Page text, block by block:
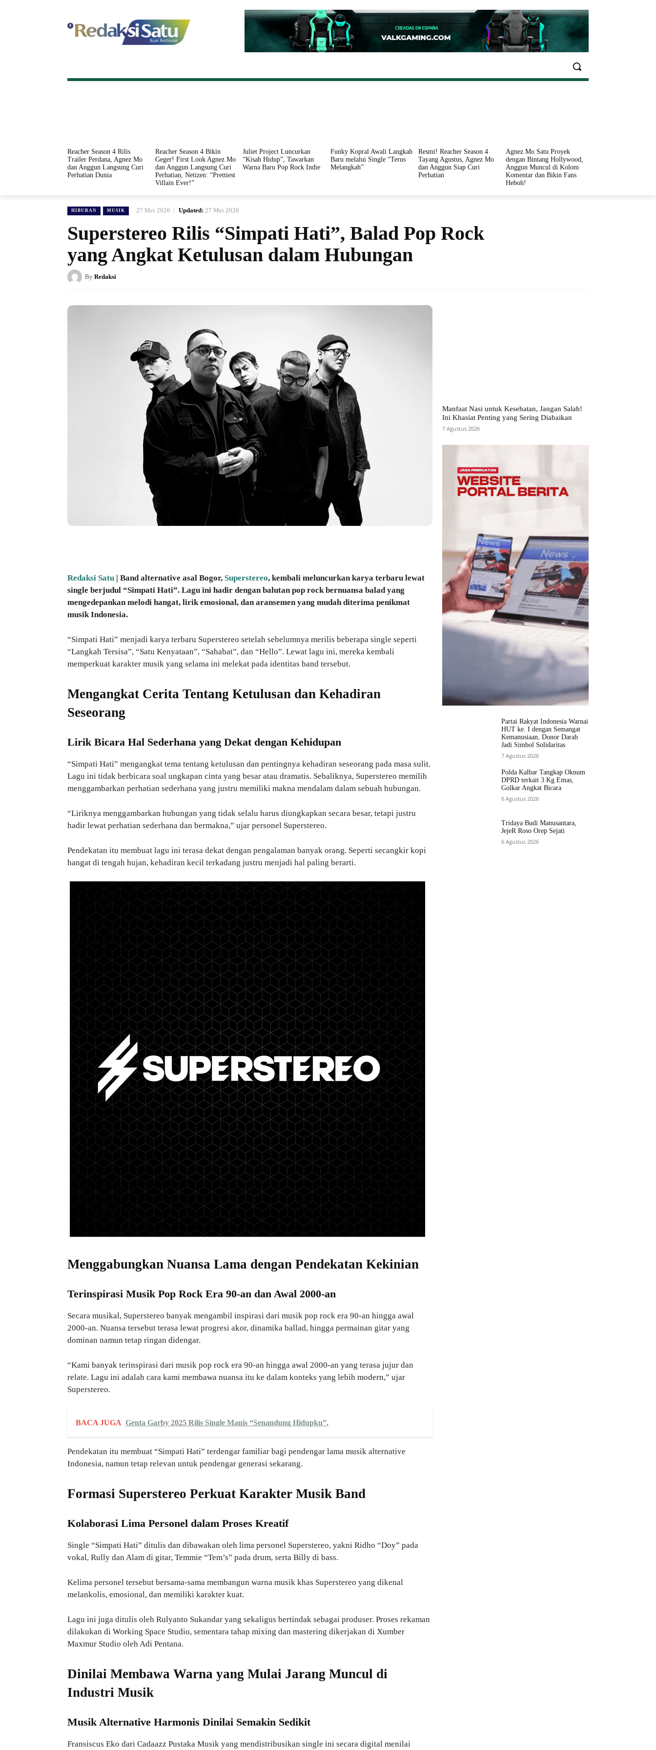
INFO SEHAT
Reacher Season 4 Rilis
Trailer Perdana, Agnez Mo
dan Anggun Langsung Curi
Perhatian Dunia
Reacher Season 4 Bikin
Geger! First Look Agnez Mo
dan Anggun Langsung Curi
Perhatian, Netizen: “Prettiest
Villain Ever!”
Juliet Project Luncurkan
“Kisah Hidup”, Tawarkan
Warna Baru Pop Rock Indie
Funky Kopral Awali Langkah
Baru melalui Single “Terus
Melangkah”
Resmi! Reacher Season 4
Tayang Agustus, Agnez Mo
dan Anggun Siap Curi
Perhatian
Agnez Mo Satu Proyek
dengan Bintang Hollywood,
Anggun Muncul di Kolom
Komentar dan Bikin Fans
Heboh!
HIBURAN MUSIK 27 Mei 2026 Updated: 27 Mei 2026
Superstereo Rilis “Simpati Hati”, Balad Pop Rock
yang Angkat Ketulusan dalam Hubungan
By Redaksi
Redaksi Satu | Band alternative asal Bogor, Superstereo, kembali meluncurkan karya terbaru lewat
single berjudul “Simpati Hati”. Lagu ini hadir dengan balutan pop rock bernuansa balad yang
mengedepankan melodi hangat, lirik emosional, dan aransemen yang mudah diterima penikmat
musik Indonesia.
“Simpati Hati” menjadi karya terbaru Superstereo setelah sebelumnya merilis beberapa single seperti
“Langkah Tersisa”, “Satu Kenyataan”, “Sahabat”, dan “Hello”. Lewat lagu ini, mereka kembali
memperkuat karakter musik yang selama ini melekat pada identitas band tersebut.
Mengangkat Cerita Tentang Ketulusan dan Kehadiran
Seseorang
Lirik Bicara Hal Sederhana yang Dekat dengan Kehidupan
“Simpati Hati” mengangkat tema tentang ketulusan dan pentingnya kehadiran seseorang pada masa sulit.
Lagu ini tidak berbicara soal ungkapan cinta yang besar atau dramatis. Sebaliknya, Superstereo memilih
menggambarkan perhatian sederhana yang justru memiliki makna mendalam dalam sebuah hubungan.
“Liriknya menggambarkan hubungan yang tidak selalu harus diungkapkan secara besar, tetapi justru
hadir lewat perhatian sederhana dan bermakna,” ujar personel Superstereo.
Pendekatan itu membuat lagu ini terasa dekat dengan pengalaman banyak orang. Seperti secangkir kopi
hangat di tengah hujan, kehadiran kecil terkadang justru menjadi hal paling berarti.
Menggabungkan Nuansa Lama dengan Pendekatan Kekinian
Terinspirasi Musik Pop Rock Era 90-an dan Awal 2000-an
Secara musikal, Superstereo banyak mengambil inspirasi dari musik pop rock era 90-an hingga awal
2000-an. Nuansa tersebut terasa lewat progresi akor, dinamika ballad, hingga permainan gitar yang
dominan namun tetap ringan didengar.
“Kami banyak terinspirasi dari musik pop rock era 90-an hingga awal 2000-an yang terasa jujur dan
relate. Lagu ini adalah cara kami membawa nuansa itu ke dalam konteks yang lebih modern,” ujar
Superstereo.
BACA JUGA Genta Garby 2025 Rilis Single Manis “Senandung Hidupku”.
Pendekatan itu membuat “Simpati Hati” terdengar familiar bagi pendengar lama musik alternative
Indonesia, namun tetap relevan untuk pendengar generasi sekarang.
Formasi Superstereo Perkuat Karakter Musik Band
Kolaborasi Lima Personel dalam Proses Kreatif
Single “Simpati Hati” ditulis dan dibawakan oleh lima personel Superstereo, yakni Ridho “Doy” pada
vokal, Rully dan Alam di gitar, Temmie “Tem’s” pada drum, serta Billy di bass.
Kelima personel tersebut bersama-sama membangun warna musik khas Superstereo yang dikenal
melankolis, emosional, dan memiliki karakter kuat.
Lagu ini juga ditulis oleh Rulyanto Sukandar yang sekaligus bertindak sebagai produser. Proses rekaman
dilakukan di Working Space Studio, sementara tahap mixing dan mastering dikerjakan di Xumber
Maxmur Studio oleh Adi Pentana.
Dinilai Membawa Warna yang Mulai Jarang Muncul di
Industri Musik
Musik Alternative Harmonis Dinilai Semakin Sedikit
Fransiscus Eko dari Cadaazz Pustaka Musik yang mendistribusikan single ini secara digital menilai
Manfaat Nasi untuk Kesehatan, Jangan Salah!
Ini Khasiat Penting yang Sering Diabaikan
7 Agustus 2026
Partai Rakyat Indonesia Warnai
HUT ke. I dengan Semangat
Kemanusiaan, Donor Darah
Jadi Simbol Solidaritas
7 Agustus 2026
Polda Kalbar Tangkap Oknum
DPRD terkait 3 Kg Emas,
Golkar Angkat Bicara
6 Agustus 2026
Tridaya Budi Manusantara,
JejeR Roso Orep Sejati
6 Agustus 2026